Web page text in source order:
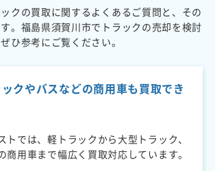
クの買取に関するよくあるご質問と、その
。福島県須賀川市でトラックの売却を検討
ひ参考にご覧ください。
クやバスなどの商用車も買取でき
トでは、軽トラックから大型トラック、
商用車まで幅広く買取対応しています。